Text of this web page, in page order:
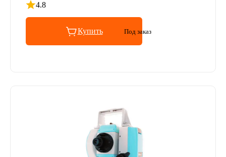
4.8
Рейтинг 4.8 из 5
Купить Под заказ